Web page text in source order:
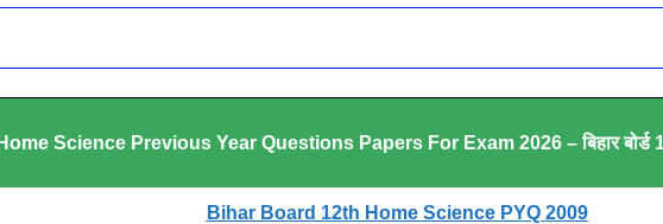
Science Previous Year Questions Papers For Exam 2026 – बिहार बोर्ड
Bihar Board 12th Home Science PYQ 2009